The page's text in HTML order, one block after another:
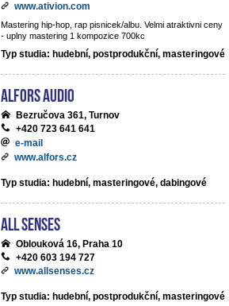
www.ativion.com
Mastering hip-hop, rap pisnicek/albu. Velmi atraktivni ceny
- uplny mastering 1 kompozice 700kc
Typ studia: hudební, postprodukční, masteringové
ALFORS audio
Bezručova 361, Turnov
+420 723 641 641
e-mail
www.alfors.cz
Typ studia: hudební, masteringové, dabingové
All Senses
Oblouková 16, Praha 10
+420 603 194 727
www.allsenses.cz
Typ studia: hudební, postprodukční, masteringové